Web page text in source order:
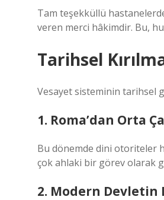
Tam teşekküllü
veren merci hâkimdir. Bu,
Tarihsel
Vesayet sisteminin tarihsel
1. Roma’dan Orta
Bu dönemde dini otoriteler
çok ahlaki bir görev olarak
2. Modern Devletin